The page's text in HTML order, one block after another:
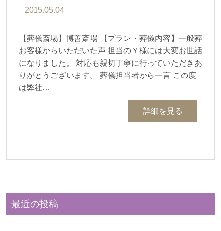
2015.05.04
【葬儀斎場】博善斎場 【プラン・葬儀内容】一般葬
お客様からいただいた声 担当のＹ様には大変お世話
になりました。 対応も親切丁寧に行っていただきあ
りがとうございます。 葬儀担当者から一言 この度
は弊社…
詳細を見る
最近の投稿